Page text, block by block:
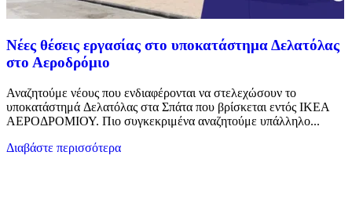
Νέες θέσεις εργασίας στο υποκατάστημα Δελατόλας
στο Αεροδρόμιο
Αναζητούμε νέους που ενδιαφέρονται να στελεχώσουν το
υποκατάστημά Δελατόλας στα Σπάτα που βρίσκεται εντός ΙΚΕΑ
ΑΕΡΟΔΡΟΜΙΟΥ. Πιο συγκεκριμένα αναζητούμε υπάλληλο...
Διαβάστε περισσότερα